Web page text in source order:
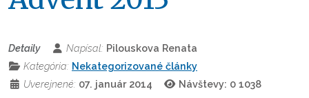
Detaily Napísal: Pilouskova Renata
Kategória: Nekategorizované články
Uverejnené: 07. január 2014 Návštevy: 0 1038